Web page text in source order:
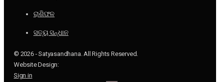
ରାଶିଫଳ
ସତ୍ୟ ସନ୍ଧାନ
© 2026 - Satyasandhana. All Rights Reserved.
Website Design:
Sign in